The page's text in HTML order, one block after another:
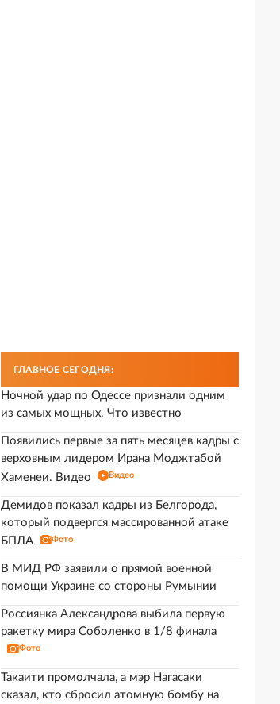
ГЛАВНОЕ СЕГОДНЯ:
Ночной удар по Одессе признали одним
из самых мощных. Что известно
Появились первые за пять месяцев кадры с
верховным лидером Ирана Моджтабой
Хаменеи. Видео
Видео
Демидов показал кадры из Белгорода,
который подвергся массированной атаке
БПЛА
Фото
В МИД РФ заявили о прямой военной
помощи Украине со стороны Румынии
Россиянка Александрова выбила первую
ракетку мира Соболенко в 1/8 финала
Фото
Такаити промолчала, а мэр Нагасаки
сказал, кто сбросил атомную бомбу на